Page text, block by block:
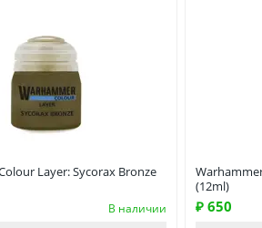
Layer: Sycorax Bronze
В наличии
(12ml)
₽ 650